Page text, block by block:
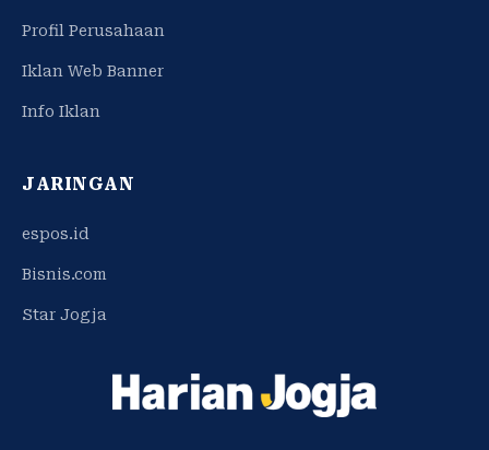
Profil Perusahaan
Iklan Web Banner
Info Iklan
JARINGAN
espos.id
Bisnis.com
Star Jogja